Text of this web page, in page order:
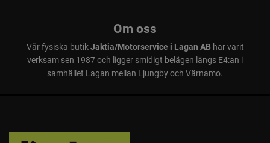
Om oss
Vår fysiska butikJaktia/Motorservice i Lagan ABhar varit
verksam sen 1987 och ligger smidigt belägen längs E4:an i
samhället Lagan mellan Ljungby och Värnamo.